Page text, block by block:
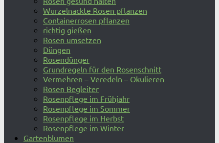
Wurzelnackte Rosen pflanzen
Containerrosen pflanzen
richtig gießen
Rosen umsetzen
Düngen
Rosendünger
Grundregeln für den Rosenschnitt
Vermehren – Veredeln – Okulieren
Rosen Begleiter
Rosenpflege im Frühjahr
Rosenpflege im Sommer
Rosenpflege im Herbst
Rosenpflege im Winter
Gartenblumen